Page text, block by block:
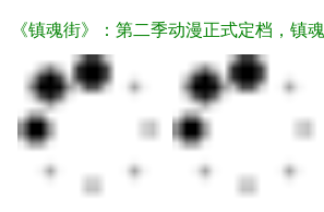
2022-10-30